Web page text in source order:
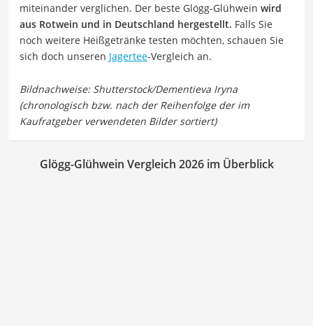
miteinander verglichen. Der beste Glögg-Glühwein wird
aus Rotwein und in Deutschland hergestellt. Falls Sie
noch weitere Heißgetränke testen möchten, schauen Sie
sich doch unseren Jagertee-Vergleich an.
Glögg-Glühwein Vergleich 2026 im Überblick